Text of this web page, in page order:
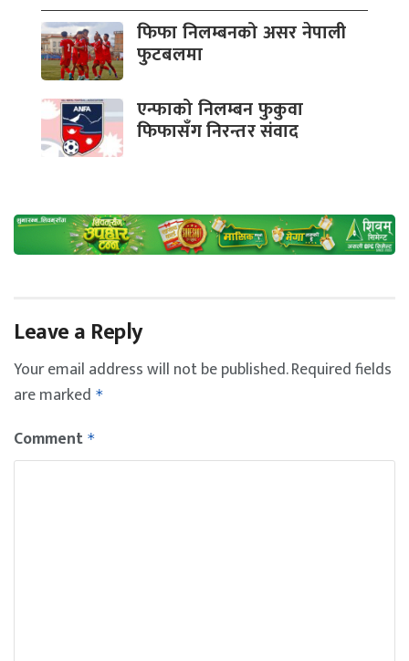
फिफा निलम्बनको असर नेपाली
फुटबलमा
एन्फाको निलम्बन फुकुवा
फिफासँग निरन्तर संवाद
Leave a Reply
Your email address will not be published.Required fields
are marked *
Comment *